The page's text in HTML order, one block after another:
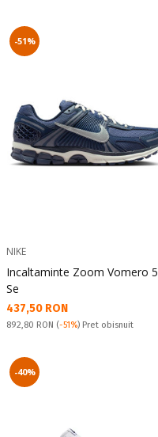
-51%
NIKE
Incaltaminte Zoom Vomero 5
Se
Текуща цена:
437,50 RON
Pret obisnuit:
892,80 RON (-51%) Pret obisnuit
-40%